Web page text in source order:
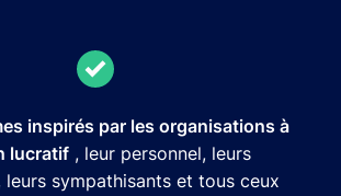
inspirés par les organisations à
lucratif , leur personnel, leurs
leurs sympathisants et tous ceux